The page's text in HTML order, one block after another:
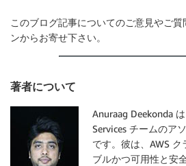
このブログ記事についてのご意見やご
ンからお寄せ下さい。
著者について
Anuraag Deekonda
Services チームのア
です。彼は、AWS
ブルかつ可用性と安